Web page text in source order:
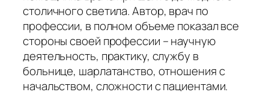
столичного светила.Автор, врач по
профессии, в полном объеме показал все
стороны своей профессии – научную
деятельность, практику, службу в
больнице, шарлатанство, отношения с
начальством, сложности с пациентами.